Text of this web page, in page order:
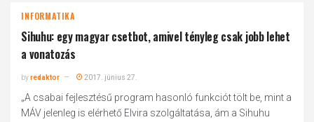
INFORMATIKA
Sihuhu: egy magyar csetbot, amivel tényleg csak jobb lehet
a vonatozás
byredaktor 2017. június 27.
„A csabai fejlesztésű program hasonló funkciót tölt be, mint a
MÁV jelenleg is elérhető Elvira szolgáltatása, ám a Sihuhu